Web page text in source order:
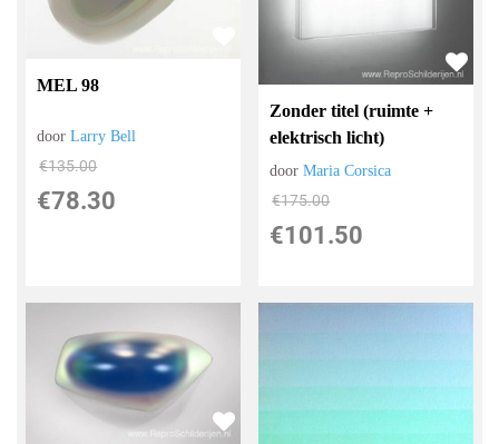
MEL 98
doorLarry Bell
€135.00
€78.30
Zonder titel (ruimte +
elektrisch licht)
doorMaria Corsica
€175.00
€101.50